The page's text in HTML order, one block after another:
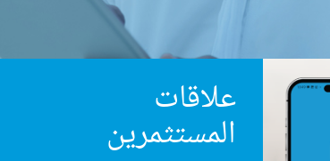
علاقات
المستثمرين